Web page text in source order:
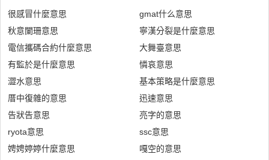
很感冒什麼意思
秋意闌珊意思
電信攜碼合約什麼意思
有監於是什麼意思
澀水意思
厝中復雜的意思
告狀告意思
ryota意思
娉娉婷婷什麼意思
gmat什么意思
寧漢分裂是什麼意思
大舞臺意思
憐哀意思
基本策略是什麼意思
迅速意思
亮字的意思
ssc意思
嘎空的意思